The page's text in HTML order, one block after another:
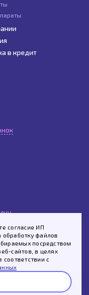
согласие ИП
файлов
посредством
сайтов, в целях
соответствии с
в кредит